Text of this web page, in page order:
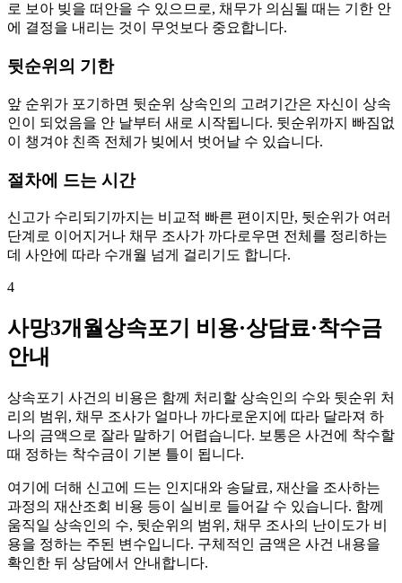
로 보아 빚을 떠안을 수 있으므로, 채무가 의심될 때는 기한 안
에 결정을 내리는 것이 무엇보다 중요합니다.
뒷순위의 기한
앞 순위가 포기하면 뒷순위 상속인의 고려기간은 자신이 상속
인이 되었음을 안 날부터 새로 시작됩니다. 뒷순위까지 빠짐없
이 챙겨야 친족 전체가 빚에서 벗어날 수 있습니다.
절차에 드는 시간
신고가 수리되기까지는 비교적 빠른 편이지만, 뒷순위가 여러
단계로 이어지거나 채무 조사가 까다로우면 전체를 정리하는
데 사안에 따라 수개월 넘게 걸리기도 합니다.
4
사망3개월상속포기 비용·상담료·착수금
안내
상속포기 사건의 비용은 함께 처리할 상속인의 수와 뒷순위 처
리의 범위, 채무 조사가 얼마나 까다로운지에 따라 달라져 하
나의 금액으로 잘라 말하기 어렵습니다. 보통은 사건에 착수할
때 정하는 착수금이 기본 틀이 됩니다.
여기에 더해 신고에 드는 인지대와 송달료, 재산을 조사하는
과정의 재산조회 비용 등이 실비로 들어갈 수 있습니다. 함께
움직일 상속인의 수, 뒷순위의 범위, 채무 조사의 난이도가 비
용을 정하는 주된 변수입니다. 구체적인 금액은 사건 내용을
확인한 뒤 상담에서 안내합니다.